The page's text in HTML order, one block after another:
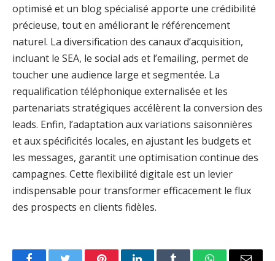
optimisé et un blog spécialisé apporte une crédibilité
précieuse, tout en améliorant le référencement
naturel. La diversification des canaux d’acquisition,
incluant le SEA, le social ads et l’emailing, permet de
toucher une audience large et segmentée. La
requalification téléphonique externalisée et les
partenariats stratégiques accélèrent la conversion des
leads. Enfin, l’adaptation aux variations saisonnières
et aux spécificités locales, en ajustant les budgets et
les messages, garantit une optimisation continue des
campagnes. Cette flexibilité digitale est un levier
indispensable pour transformer efficacement le flux
des prospects en clients fidèles.